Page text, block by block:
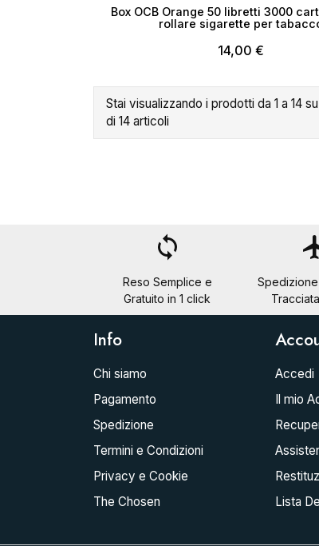
Box OCB Orange 50 libretti 3000
rollare sigarette per
14,00 €
Stai visualizzando i prodotti da 1 a 14
di 14 articoli
loop
Reso Semplice e
Gratuito in 1 click
Info
Chi siamo
Pagamento
Spedizione
Termini e Condizioni
Privacy e Cookie
The Chosen
Accedi
Il mio
Lista